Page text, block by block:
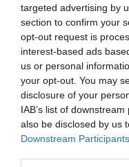
targeted advertising by
section to confirm your
opt-out request is
interest-based ads
us or personal
your opt-out. You may
disclosure of your
IAB’s list of
also be disclosed by us
Downstream Participants
Όλες οι
πραγματοποιούνται
αποκλειστική δωρεά
(ΙΣΝ). Την Παραμονή
δυνατότητα δωρεάν
Καραϊσκάκης» και
δωρεάν shuttle bus